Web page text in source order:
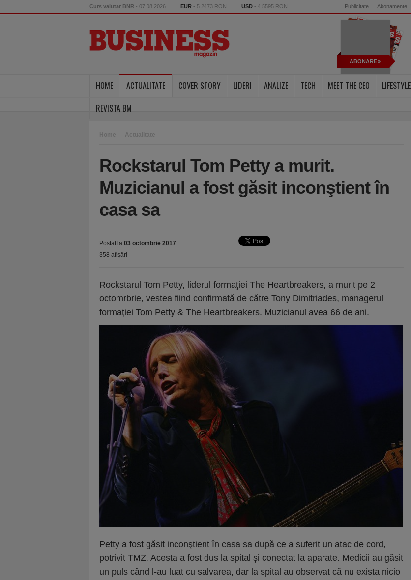
Curs valutar BNR - 07.08.2026 EUR - 5.2473 RON USD - 4.5595 RON Publicitate Abonamente
ABONARE
HOME ACTUALITATE COVER STORY LIDERI ANALIZE TECH MEET THE CEO LIFESTYLE
REVISTA BM
Home Actualitate
Rockstarul Tom Petty a murit.
Muzicianul a fost găsit inconştient în
casa sa
Postat la 03 octombrie 2017
358 afişări
Rockstarul Tom Petty, liderul formaţiei The Heartbreakers, a murit pe 2
octomrbrie, vestea fiind confirmată de către Tony Dimitriades, managerul
formaţiei Tom Petty & The Heartbreakers. Muzicianul avea 66 de ani.
Petty a fost găsit inconştient în casa sa după ce a suferit un atac de cord,
potrivit TMZ. Acesta a fost dus la spital şi conectat la aparate. Medicii au găsit
un puls când l-au luat cu salvarea, dar la spital au observat că nu exista nicio